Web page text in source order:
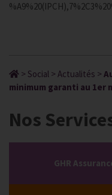
> Social > Actualités >
minimum garanti au 1er
Nos
GHR